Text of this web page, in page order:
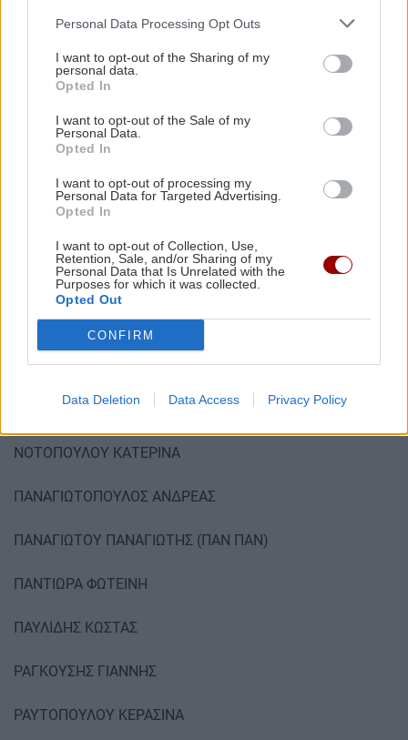
Personal Data Processing Opt Outs
I want to opt-out of the Sharing of my
personal data.
Opted In
I want to opt-out of the Sale of my
Personal Data.
Opted In
I want to opt-out of processing my
Personal Data for Targeted Advertising.
Opted In
I want to opt-out of Collection, Use,
Retention, Sale, and/or Sharing of my
Personal Data that Is Unrelated with the
Purposes for which it was collected.
Opted Out
CONFIRM
Data Deletion Data Access Privacy Policy
ΜΑΚΡΥΝΟΣ ΓΕΩΡΓΙΟΣ
ΜΑΜΩΛΗ ΑΙΚΑΤΕΡΙΝΗ
ΜΑΣΤΡΟΠΕΡΟΥ ΛΟΥΚΙΑ
ΜΟΥΖΑΛΑΣ ΓΙΑΝΝΗΣ
ΜΠΑΛΑΦΑΣ ΓΙΑΝΝΗΣ
ΜΠΑΛΤΑΣ ΘΟΔΩΡΗΣ
ΜΠΙΡΜΠΑΣ ΔΗΜΗΤΡΗΣ
ΜΠΟΥΛΕΚΟΣ ΓΙΑΝΝΗΣ
ΝΟΤΟΠΟΥΛΟΥ ΚΑΤΕΡΙΝΑ
ΠΑΝΑΓΙΩΤΟΠΟΥΛΟΣ ΑΝΔΡΕΑΣ
ΠΑΝΑΓΙΩΤΟΥ ΠΑΝΑΓΙΩΤΗΣ (ΠΑΝ ΠΑΝ)
ΠΑΝΤΙΩΡΑ ΦΩΤΕΙΝΗ
ΠΑΥΛΙΔΗΣ ΚΩΣΤΑΣ
ΡΑΓΚΟΥΣΗΣ ΓΙΑΝΝΗΣ
ΡΑΥΤΟΠΟΥΛΟΥ ΚΕΡΑΣΙΝΑ